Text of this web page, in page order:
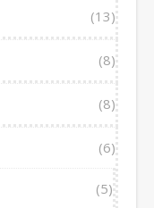
(13)
(8)
(8)
(6)
(5)